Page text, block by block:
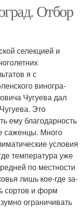
Отбор
селекцией и
я с
виногра­
Чугуева дал
Это
ему благодарность
са­женцы. Много
условия
температу­ра уже
по местности
лишь кое­-где за­
сортов и форм
ограничивать